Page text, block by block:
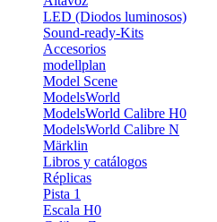
LED (Diodos luminosos)
Sound-ready-Kits
Accesorios
modellplan
Model Scene
ModelsWorld
ModelsWorld Calibre H0
ModelsWorld Calibre N
Märklin
Libros y catálogos
Réplicas
Pista 1
Escala H0